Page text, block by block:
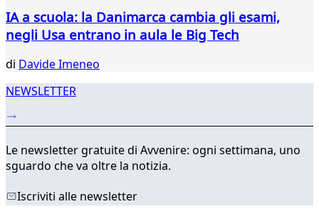
IA a scuola: la Danimarca cambia gli esami,
negli Usa entrano in aula le Big Tech
di Davide Imeneo
NEWSLETTER
Le newsletter gratuite di Avvenire: ogni settimana, uno
sguardo che va oltre la notizia.
Iscriviti alle newsletter